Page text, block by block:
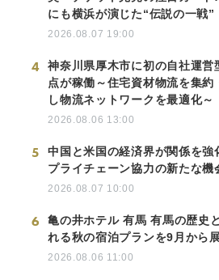
にも横浜が演じた“伝説の一戦”
2026.08.07 19:00
4
神奈川県厚木市に初の自社運営
点が稼働～住宅資材物流を集約
し物流ネットワークを最適化～
2026.08.06 13:00
5
中国と米国の経済界が関係を強
プライチェーン協力の新たな機
2026.08.07 10:00
6
亀の井ホテル 有馬 有馬の歴史
れる秋の宿泊プランを9月から
2026.08.06 11:00